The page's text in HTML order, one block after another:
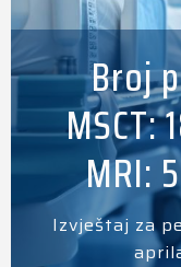
Broj
MSCT:
MRI:
Izvještaj za